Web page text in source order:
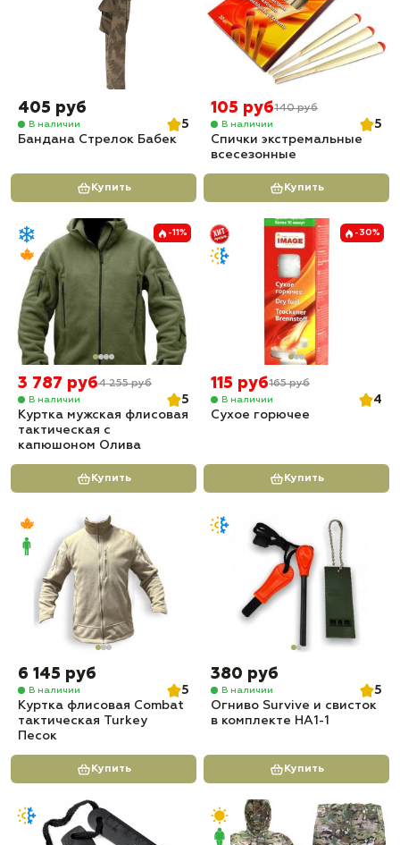
405 руб
В наличии
5
Бандана Стрелок Бабек
Купить
105 руб140 руб
В наличии
5
Спички экстремальные
всесезонные
Купить
-11%
3 787 руб4 255 руб
В наличии
5
Куртка мужская флисовая
тактическая с
капюшоном Олива
Купить
-30%
115 руб165 руб
В наличии
4
Сухое горючее
Купить
6 145 руб
В наличии
5
Куртка флисовая Combat
тактическая Turkey
Песок
Купить
380 руб
В наличии
5
Огниво Survive и свисток
в комплекте HA1-1
Купить